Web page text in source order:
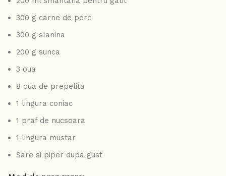
300 g carne de porc
300 g slanina
200 g sunca
3 oua
8 oua de prepelita
1 lingura coniac
1 praf de nucsoara
1 lingura mustar
Sare si piper dupa gust